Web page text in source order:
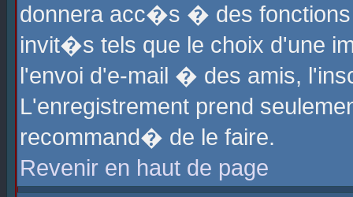
donnera acc�s � des fonctions
invit�s tels que le choix d'une
l'envoi d'e-mail � des amis,
L'enregistrement prend
recommand� de le faire.
Revenir en haut de page